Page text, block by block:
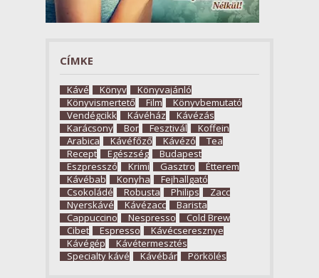
CÍMKE
Kávé Könyv
Könyvajánló
Könyvismertető
Film
Könyvbemutató
Vendégcikk
Kávéház
Kávézás
Karácsony
Bor Fesztivál
Koffein
Arabica
Kávéfőző Kávézó
Tea
Recept
Egészség
Budapest
Eszpresszó
Krimi Gasztro
Étterem
Kávébab
Konyha
Fejhallgató
Csokoládé
Robusta Philips
Zacc
Nyerskávé
Kávézacc
Barista
Cappuccino
Nespresso
Cold Brew
Cibet
Espresso
Kávécseresznye
Kávégép
Kávétermesztés
Specialty kávé
Kávébár Pörkölés